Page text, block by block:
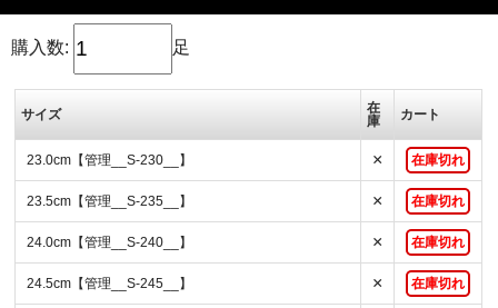
購入数: 足
サイズ
在
庫
カート
23.0cm【管理__S-230__】 × 在庫切れ
23.5cm【管理__S-235__】 × 在庫切れ
24.0cm【管理__S-240__】 × 在庫切れ
24.5cm【管理__S-245__】 × 在庫切れ